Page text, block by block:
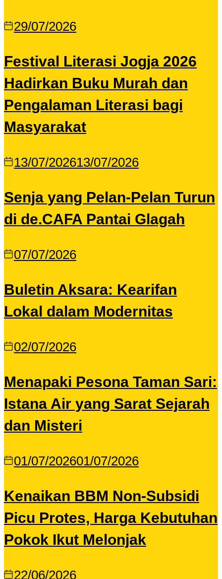
29/07/2026
Festival Literasi Jogja 2026
Hadirkan Buku Murah dan
Pengalaman Literasi bagi
Masyarakat
13/07/202613/07/2026
Senja yang Pelan-Pelan Turun
di de.CAFA Pantai Glagah
07/07/2026
Buletin Aksara: Kearifan
Lokal dalam Modernitas
02/07/2026
Menapaki Pesona Taman Sari:
Istana Air yang Sarat Sejarah
dan Misteri
01/07/202601/07/2026
Kenaikan BBM Non-Subsidi
Picu Protes, Harga Kebutuhan
Pokok Ikut Melonjak
22/06/2026